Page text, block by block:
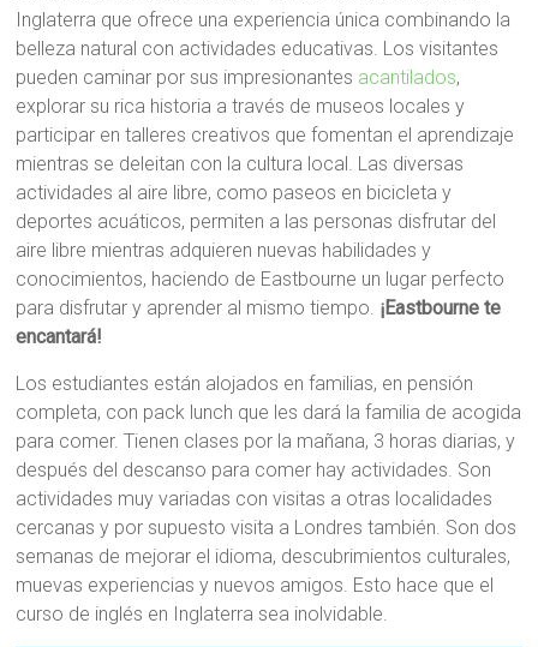
Inglaterra que ofrece una experiencia única combinando la
belleza natural con actividades educativas. Los visitantes
pueden caminar por sus impresionantes acantilados,
explorar su rica historia a través de museos locales y
participar en talleres creativos que fomentan el aprendizaje
mientras se deleitan con la cultura local. Las diversas
actividades al aire libre, como paseos en bicicleta y
deportes acuáticos, permiten a las personas disfrutar del
aire libre mientras adquieren nuevas habilidades y
conocimientos, haciendo de Eastbourne un lugar perfecto
para disfrutar y aprender al mismo tiempo. ¡Eastbourne te
encantará!
Los estudiantes están alojados en familias, en pensión
completa, con pack lunch que les dará la familia de acogida
para comer. Tienen clases por la mañana, 3 horas diarias, y
después del descanso para comer hay actividades. Son
actividades muy variadas con visitas a otras localidades
cercanas y por supuesto visita a Londres también. Son dos
semanas de mejorar el idioma, descubrimientos culturales,
muevas experiencias y nuevos amigos. Esto hace que el
curso de inglés en Inglaterra sea inolvidable.